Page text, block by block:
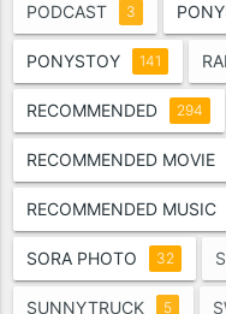
PODCAST 3
PONYSTOY 141
RECOMMENDED 294
RECOMMENDED MOVIE
RECOMMENDED MUSIC
SORA PHOTO 32
SUNNYTRUCK 5